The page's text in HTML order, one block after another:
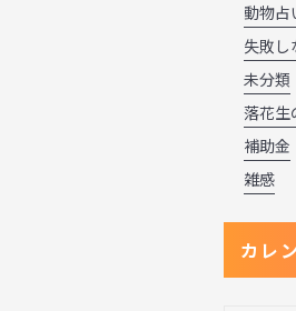
動物占
失敗し
未分類
落花生
補助金
雑感
カレ